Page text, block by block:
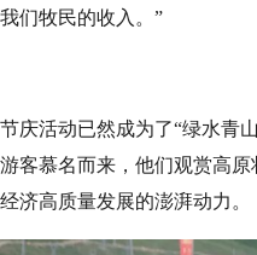
们牧民的收入。”
活动已然成为了“绿水青山
客慕名而来，他们观赏高
高质量发展的澎湃动力。